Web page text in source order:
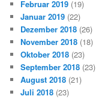
Februar 2019 (19)
Januar 2019 (22)
Dezember 2018 (26)
November 2018 (18)
Oktober 2018 (23)
September 2018 (23)
August 2018 (21)
Juli 2018 (23)